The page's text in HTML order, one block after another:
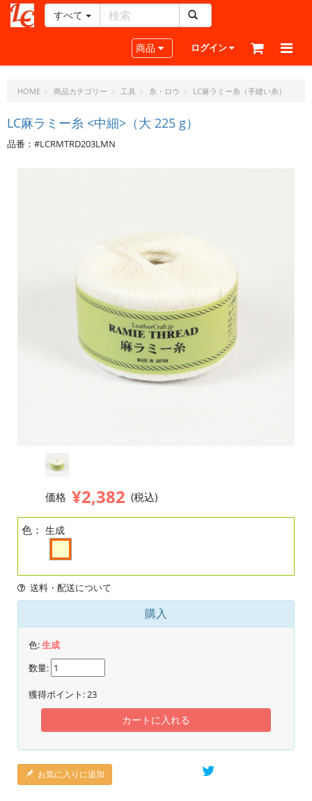
ー
ラ
ト・
ド
ッ
すべて
Toggle navigation
商品 ログイン
HOME 商品カテゴリー 工具 糸・ロウ LC麻ラミー糸（手縫い糸）
LC麻ラミー糸 <中細>（大 225 g）
品番：#LCRMTRD203LMN
価格 ¥2,382 (税込)
色： 生成
送料・配送について
購入
色:生成
数量:
獲得ポイント:23
カートに入れる
お気に入りに追加